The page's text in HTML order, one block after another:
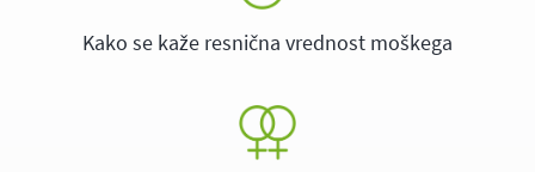
Kako se kaže resnična vrednost moškega